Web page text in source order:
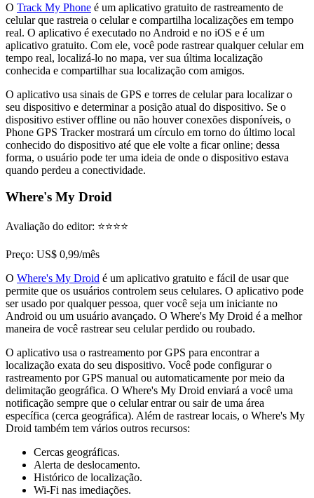
O Track My Phone é um aplicativo gratuito de rastreamento de
celular que rastreia o celular e compartilha localizações em tempo
real. O aplicativo é executado no Android e no iOS e é um
aplicativo gratuito. Com ele, você pode rastrear qualquer celular em
tempo real, localizá-lo no mapa, ver sua última localização
conhecida e compartilhar sua localização com amigos.
O aplicativo usa sinais de GPS e torres de celular para localizar o
seu dispositivo e determinar a posição atual do dispositivo. Se o
dispositivo estiver offline ou não houver conexões disponíveis, o
Phone GPS Tracker mostrará um círculo em torno do último local
conhecido do dispositivo até que ele volte a ficar online; dessa
forma, o usuário pode ter uma ideia de onde o dispositivo estava
quando perdeu a conectividade.
Where's My Droid
Avaliação do editor: ⭐⭐⭐⭐
Preço: US$ 0,99/mês
O Where's My Droid é um aplicativo gratuito e fácil de usar que
permite que os usuários controlem seus celulares. O aplicativo pode
ser usado por qualquer pessoa, quer você seja um iniciante no
Android ou um usuário avançado. O Where's My Droid é a melhor
maneira de você rastrear seu celular perdido ou roubado.
O aplicativo usa o rastreamento por GPS para encontrar a
localização exata do seu dispositivo. Você pode configurar o
rastreamento por GPS manual ou automaticamente por meio da
delimitação geográfica. O Where's My Droid enviará a você uma
notificação sempre que o celular entrar ou sair de uma área
específica (cerca geográfica). Além de rastrear locais, o Where's My
Droid também tem vários outros recursos:
Cercas geográficas.
Alerta de deslocamento.
Histórico de localização.
Wi-Fi nas imediações.